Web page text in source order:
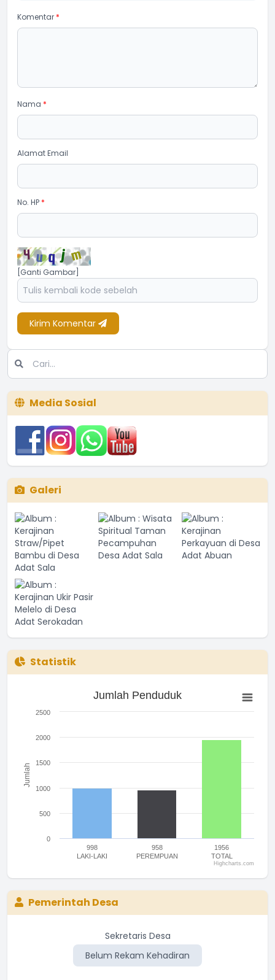
Komentar *
Nama *
Alamat Email
No. HP *
[Ganti Gambar]
Kirim Komentar
Media Sosial
Galeri
Statistik
Bar chart with 3 bars.
The chart has 1 X axis displaying categories.
Jumlah
Jumlah Penduduk
998
LAKI-LAKI
958
PEREMPUAN
1956
TOTAL
0
500
1000
1500
2000
2500
Highcharts.com
Pemerintah Desa
Sekretaris Desa
Belum Rekam Kehadiran
Kasi Kesejahteraan
Belum Rekam Kehadiran